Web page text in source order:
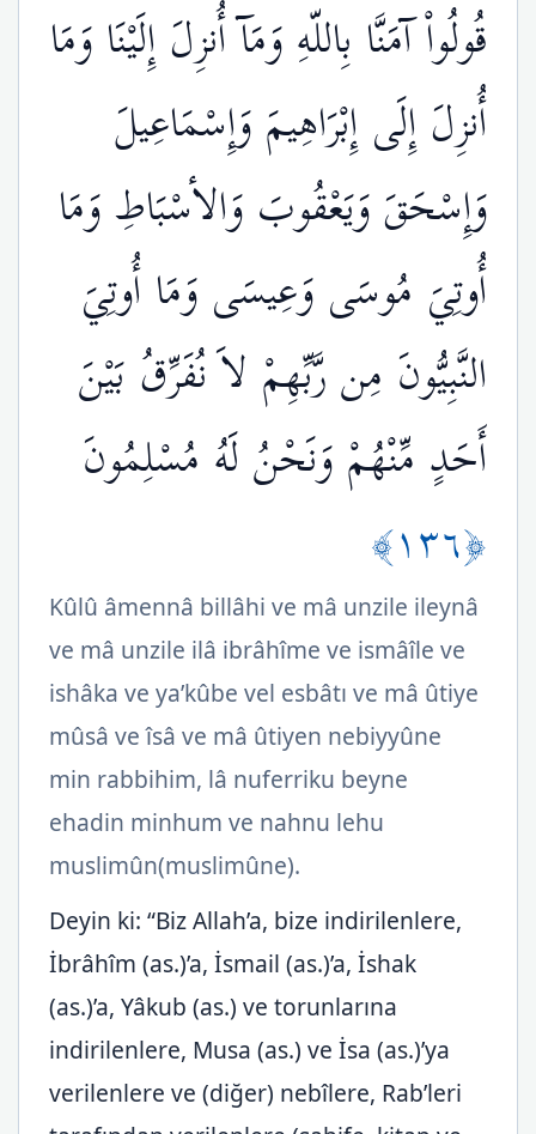
قُولُواْ آمَنَّا بِاللّهِ وَمَآ أُنزِلَ إِلَيْنَا وَمَا
أُنزِلَ إِلَى إِبْرَاهِيمَ وَإِسْمَاعِيلَ
وَإِسْحَقَ وَيَعْقُوبَ وَالأسْبَاطِ وَمَا
أُوتِيَ مُوسَى وَعِيسَى وَمَا أُوتِيَ
النَّبِيُّونَ مِن رَّبِّهِمْ لاَ نُفَرِّقُ بَيْنَ
أَحَدٍ مِّنْهُمْ وَنَحْنُ لَهُ مُسْلِمُونَ
﴿١٣٦﴾
Kûlû âmennâ billâhi ve mâ unzile ileynâ
ve mâ unzile ilâ ibrâhîme ve ismâîle ve
ishâka ve ya’kûbe vel esbâtı ve mâ ûtiye
mûsâ ve îsâ ve mâ ûtiyen nebiyyûne
min rabbihim, lâ nuferriku beyne
ehadin minhum ve nahnu lehu
muslimûn(muslimûne).
Deyin ki: “Biz Allah’a, bize indirilenlere,
İbrâhîm (as.)’a, İsmail (as.)’a, İshak
(as.)’a, Yâkub (as.) ve torunlarına
indirilenlere, Musa (as.) ve İsa (as.)’ya
verilenlere ve (diğer) nebîlere, Rab’leri